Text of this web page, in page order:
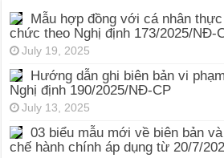
Mẫu hợp đồng với cá nhân
chức theo Nghị định 173/2025/NĐ-
July 19, 2025
Hướng dẫn ghi biên bản vi
Nghị định 190/2025/NĐ-CP
July 13, 2025
03 biểu mẫu mới về biên bản
chế hành chính áp dụng từ 20/7/